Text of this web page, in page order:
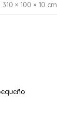
310 × 100 × 10 cm